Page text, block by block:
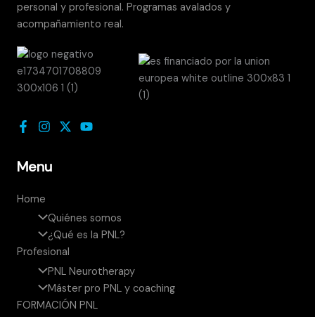
personal y profesional. Programas avalados y
acompañamiento real.
Menu
Home
Quiénes somos
¿Qué es la PNL?
Profesional
PNL Neurotherapy
Máster pro PNL y coaching
FORMACIÓN PNL